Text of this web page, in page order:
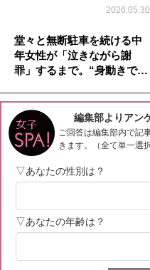
2026.05.30
堂々と無断駐車を続ける中
年女性が「泣きながら謝
罪」するまで。“身動きで…